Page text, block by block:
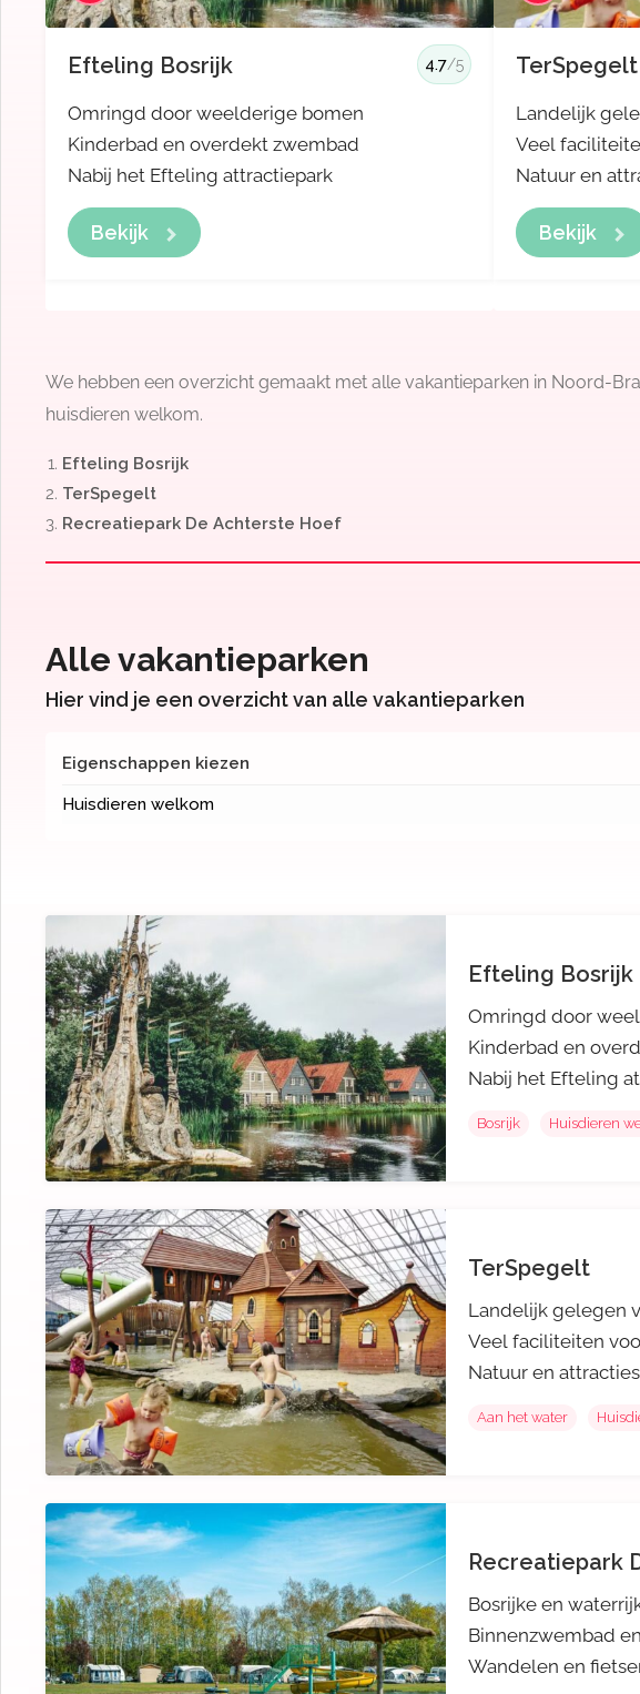
Efteling Bosrijk 4.7/5
Omringd door weelderige bomen
Kinderbad en overdekt zwembad
Nabij het Efteling attractiepark
Bekijk
TerSpegelt
Landelijk
Veel
Natuur en
Bekijk
We hebben een overzicht gemaakt met alle vakantieparken in Noord-
huisdieren welkom.
Efteling Bosrijk
TerSpegelt
Recreatiepark De Achterste Hoef
Alle vakantieparken
Hier vind je een overzicht van alle vakantieparken
Eigenschappen kiezen
Huisdieren welkom
Efteling Bosrijk
Omringd door
Kinderbad en
Nabij het Efteling
Bosrijk Huisdieren
TerSpegelt
Landelijk gelegen
Veel faciliteiten
Natuur en
Aan het water
Recreatiepark
Bosrijke en
Binnenzwembad
Wandelen en